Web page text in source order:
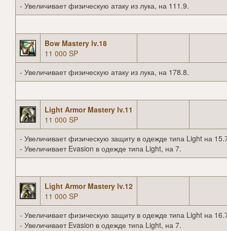
- Увеличивает физическую атаку из лука, на 111.9.
Bow Mastery lv.18
11 000 SP
- Увеличивает физическую атаку из лука, на 178.8.
Light Armor Mastery lv.11
11 000 SP
- Увеличивает физическую защиту в одежде типа Light на
- Увеличивает Evasion в одежде типа Light, на 7.
Light Armor Mastery lv.12
11 000 SP
- Увеличивает физическую защиту в одежде типа Light на
- Увеличивает Evasion в одежде типа Light, на 7.